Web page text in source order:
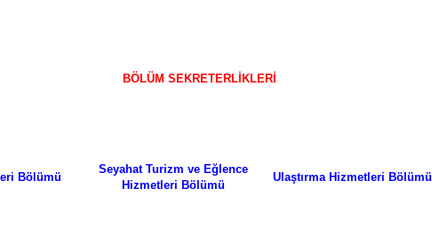
BÖLÜM SEKRETERLİKLERİ
Bölümü
Seyahat Turizm ve Eğlence
Hizmetleri Bölümü
Ulaştırma Hizmetleri Bölümü